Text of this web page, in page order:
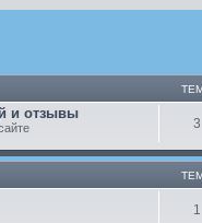
и отзывы
3
1